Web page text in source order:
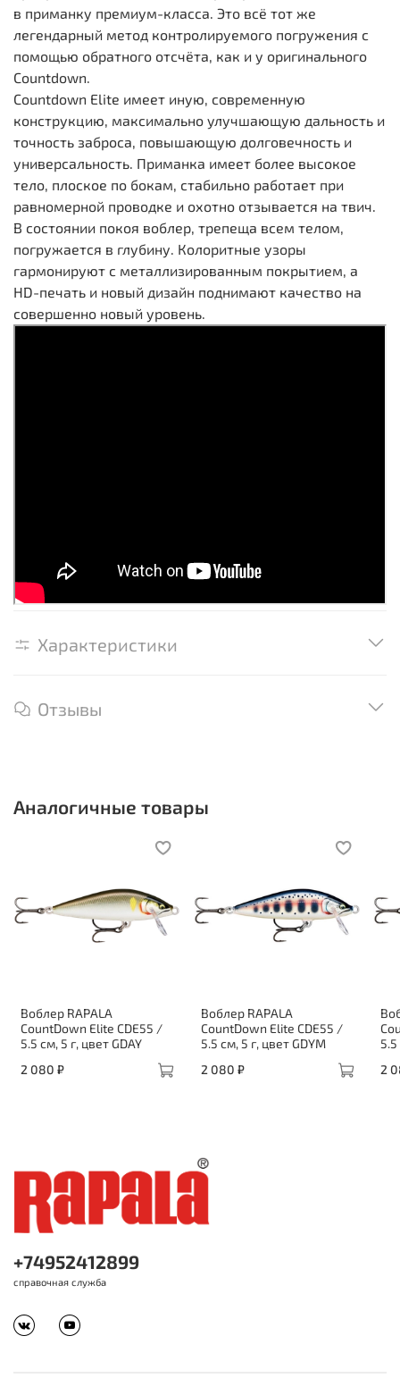
в приманку премиум-класса. Это всё тот же
легендарный метод контролируемого погружения с
помощью обратного отсчёта, как и у оригинального
Countdown.
Countdown Elite имеет иную, современную
конструкцию, максимально улучшающую дальность и
точность заброса, повышающую долговечность и
универсальность. Приманка имеет более высокое
тело, плоское по бокам, стабильно работает при
равномерной проводке и охотно отзывается на твич.
В состоянии покоя воблер, трепеща всем телом,
погружается в глубину. Колоритные узоры
гармонируют с металлизированным покрытием, а
HD-печать и новый дизайн поднимают качество на
совершенно новый уровень.
Характеристики
Отзывы
Аналогичные товары
Воблер RAPALA
CountDown Elite CDE55 /
5.5 см, 5 г, цвет GDAY
2 080 ₽
Воблер RAPALA
CountDown Elite CDE55 /
5.5 см, 5 г, цвет GDYM
2 080 ₽
5.5
2
+74952412899
справочная служба